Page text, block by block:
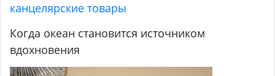
канцелярские товары
Когда океан становится источником
вдохновения